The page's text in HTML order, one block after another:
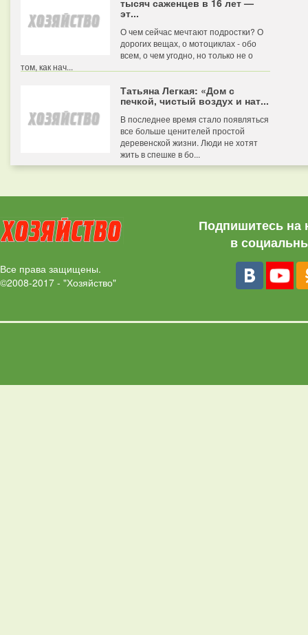
тысяч саженцев в 16 лет —
эт...
О чем сейчас мечтают подростки? О
дорогих вещах, о мотоциклах - обо
всем, о чем угодно, но только не о
том, как нач...
Татьяна Легкая: «Дом с
печкой, чистый воздух и нат...
В последнее время стало появляться
все больше ценителей простой
деревенской жизни. Люди не хотят
жить в спешке в бо...
Все права защищены.
©2008-2017 - "Хозяйство"
Подпишитесь на
в